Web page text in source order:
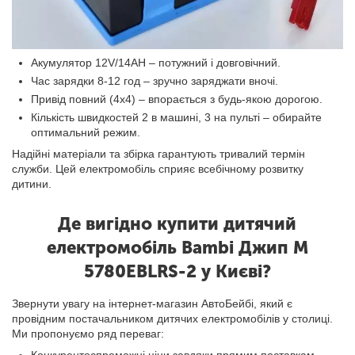
Акумулятор 12V/14AH – потужний і довговічний.
Час зарядки 8-12 год – зручно заряджати вночі.
Привід повний (4x4) – впорається з будь-якою дорогою.
Кількість швидкостей 2 в машині, 3 на пульті – обирайте
оптимальний режим.
Надійні матеріали та збірка гарантують тривалий термін
служби. Цей електромобіль сприяє всебічному розвитку
дитини.
Де вигідно купити дитячий
електромобіль Bambi Джип M
5780EBLRS-2 у Києві?
Звернути увагу на інтернет-магазин АвтоБейбі, який є
провідним постачальником дитячих електромобілів у столиці.
Ми пропонуємо ряд переваг: